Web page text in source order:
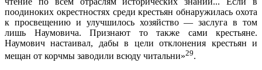
поодиноких окрестностях среди крестьян обнаружилась охота
к просвещению и улучшилось хозяйство — заслуга в том
лишь Наумовича. Признают то также сами крестьяне.
Наумович настаивал, дабы в цели отклонения крестьян и
мещан от корчмы заводили всюду читальни»29.